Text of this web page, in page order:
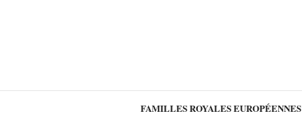
FAMILLES ROYALES EUROPÉENNES